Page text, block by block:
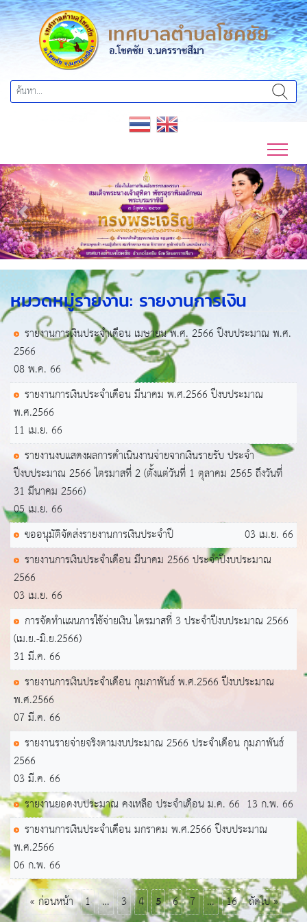
Previous Next
หมวดหมู่รายงาน: รายงานการเงิน
รายงานการเงินประจำเดือน เมษายน พ.ศ. 2566 ปีงบประมาณ พ.ศ.
2566
08 พ.ค. 66
รายงานการเงินประจำเดือน มีนาคม พ.ศ.2566 ปีงบประมาณ
พ.ศ.2566
11 เม.ย. 66
รายงานงบแสดงผลการดำเนินงานจ่ายจากเงินรายรับ ประจำ
ปีงบประมาณ 2566 ไตรมาสที่ 2 (ตั้งแต่วันที่ 1 ตุลาคม 2565 ถึงวันที่
31 มีนาคม 2566)
05 เม.ย. 66
ขออนุมัติจัดส่งรายงานการเงินประจำปี
03 เม.ย. 66
รายงานการเงินประจำเดือน มีนาคม 2566 ประจำปีงบประมาณ
2566
03 เม.ย. 66
การจัดทำเเผนการใช้จ่ายเงิน ไตรมาสที่ 3 ประจำปีงบประมาณ 2566
(เม.ย.-มิ.ย.2566)
31 มี.ค. 66
รายงานการเงินประจำเดือน กุมภาพันธ์ พ.ศ.2566 ปีงบประมาณ
พ.ศ.2566
07 มี.ค. 66
รายงานรายจ่ายจริงตามงบประมาณ 2566 ประจำเดือน กุมภาพันธ์
2566
03 มี.ค. 66
รายงานยอดงบประมาณ คงเหลือ ประจำเดือน ม.ค. 66 13 ก.พ. 66
รายงานการเงินประจำเดือน มกราคม พ.ศ.2566 ปีงบประมาณ
พ.ศ.2566
06 ก.พ. 66
« ก่อนหน้า 1 … 3 4 5 6 7 … 16 ถัดไป »